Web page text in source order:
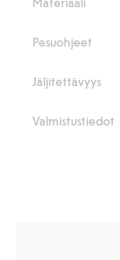
Tuotenumero
Pesuohjeet
Jäljitettävyys
Valmistustiedot